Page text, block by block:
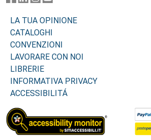
LA TUA OPINIONE
CATALOGHI
CONVENZIONI
LAVORARE CON NOI
LIBRERIE
INFORMATIVA PRIVACY
ACCESSIBILITÁ